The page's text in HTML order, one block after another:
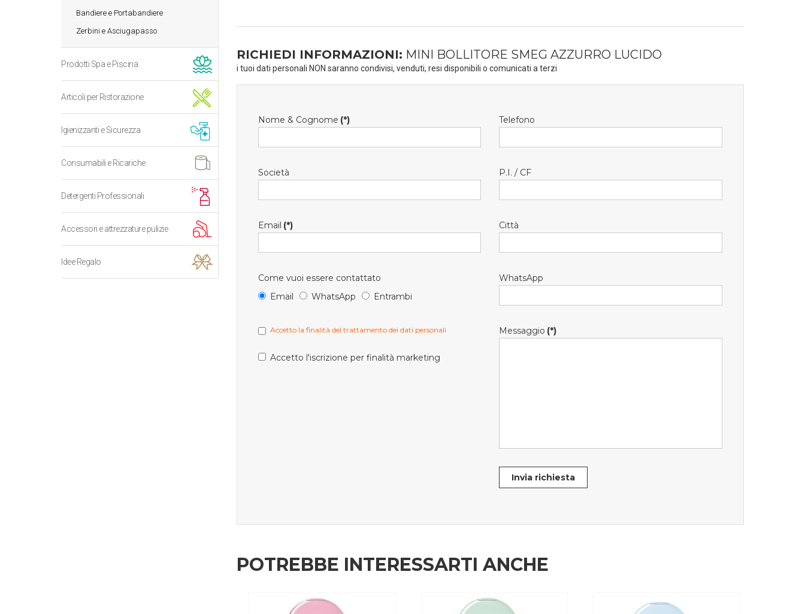
Bandiere e Portabandiere
Zerbini e Asciugapasso
Prodotti Spa e Piscina
Articoli per Ristorazione
Igienizzanti e Sicurezza
Consumabili e Ricariche
Detergenti Professionali
Accessori e attrezzature pulizie
Idee Regalo
RICHIEDI INFORMAZIONI: MINI BOLLITORE SMEG AZZURRO LUCIDO
i tuoi dati personali NON saranno condivisi, venduti, resi disponibili o comunicati a terzi
Nome & Cognome (*) Telefono
Società P.I. / CF
Email (*) Città
Come vuoi essere contattato
Email
WhatsApp Entrambi
WhatsApp
Accetto la finalità del trattamento dei dati personali
Accetto l'iscrizione per finalità marketing
Messaggio (*)
Invia richiesta
POTREBBE INTERESSARTI ANCHE